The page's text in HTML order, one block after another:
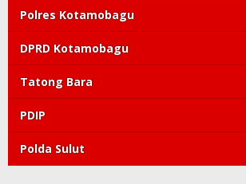
Polres Kotamobagu
DPRD Kotamobagu
Tatong Bara
PDIP
Polda Sulut